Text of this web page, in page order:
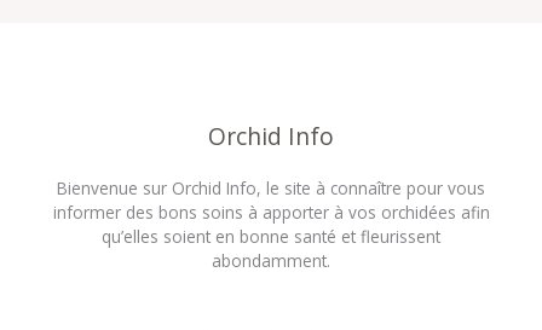
Orchid Info
Bienvenue sur Orchid Info, le site à connaître pour vous
informer des bons soins à apporter à vos orchidées afin
qu’elles soient en bonne santé et fleurissent
abondamment.